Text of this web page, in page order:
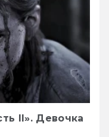
II». Девочка